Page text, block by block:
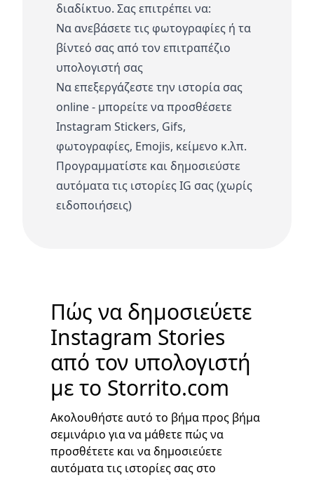
διαδίκτυο. Σας επιτρέπει να:
Να ανεβάσετε τις φωτογραφίες ή τα
βίντεό σας από τον επιτραπέζιο
υπολογιστή σας
Να επεξεργάζεστε την ιστορία σας
online - μπορείτε να προσθέσετε
Instagram Stickers, Gifs,
φωτογραφίες, Emojis, κείμενο κ.λπ.
Προγραμματίστε και δημοσιεύστε
αυτόματα τις ιστορίες IG σας (χωρίς
ειδοποιήσεις)
Πώς να δημοσιεύετε
Instagram Stories
από τον υπολογιστή
με το Storrito.com
Ακολουθήστε αυτό το βήμα προς βήμα
σεμινάριο για να μάθετε πώς να
προσθέτετε και να δημοσιεύετε
αυτόματα τις ιστορίες σας στο